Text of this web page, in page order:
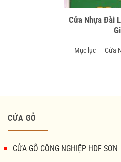
Cửa Nhựa Đài
Mục lục Cửa
CỬA GỖ
CỬA GỖ CÔNG NGHIỆP HDF SƠN